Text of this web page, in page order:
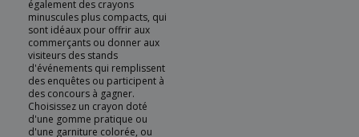
également des crayons
minuscules plus compacts, qui
sont idéaux pour offrir aux
commerçants ou donner aux
visiteurs des stands
d'événements qui remplissent
des enquêtes ou participent à
des concours à gagner.
Choisissez un crayon doté
d'une gomme pratique ou
d'une garniture colorée, ou